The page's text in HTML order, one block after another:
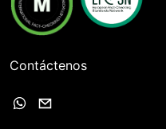
Contáctenos